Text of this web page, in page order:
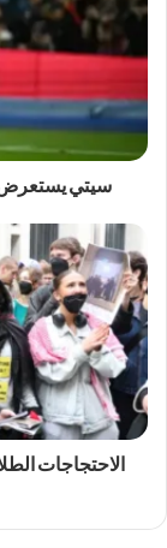
سيتي يستعرض
الاحتجاجات